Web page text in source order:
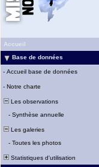
Accueil
Base de données
- Accueil base de données
- Notre charte
Les observations
- Synthèse annuelle
Les galeries
- Toutes les photos
Statistiques d'utilisation